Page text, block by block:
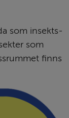
som insekts­
som
finns